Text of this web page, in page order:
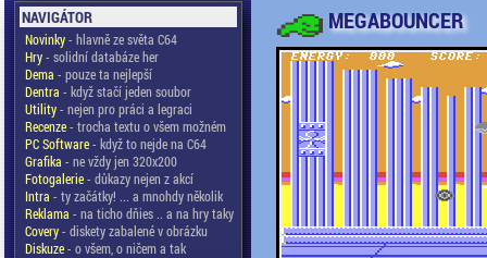
NAVIGÁTOR
Novinky- hlavně ze světa C64
Hry- solidní databáze her
Dema - pouze ta nejlepší
Dentra - když stačí jeden soubor
Utility- nejen pro práci a legraci
Recenze- trocha textu o všem možném
PC Software- když to nejde na C64
Grafika - ne vždy jen 320x200
Fotogalerie- důkazy nejen z akcí
Intra - ty začátky! ... a mnohdy několik
Reklama - na ticho dňies .. a na hry taky
Covery- diskety zabalené v obrázku
Diskuze- o všem, o ničem a tak
MEGABOUNCER